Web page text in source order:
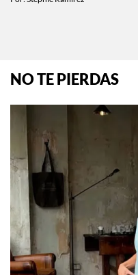
NO TE PIERDAS